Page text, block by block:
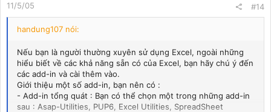
11/5/05 #14
handung107 nói:
Nếu bạn là người thường xuyên sử dụng Excel, ngoài những
hiểu biết về các khả năng sẵn có của Excel, bạn hãy chú ý đến
các add-in và cài thêm vào.
Giới thiệu một số add-in, bạn nên có :
- Add-in tổng quát : Bạn có thể chọn một trong những add-in
sau : Asap-Utilities, PUP6, Excel Utilities, SpreadSheet